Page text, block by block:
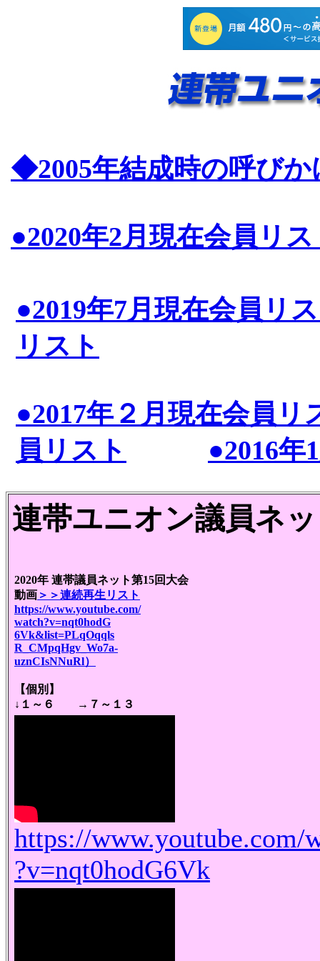
◆2005年結成時の呼びか
●2020年2月現在会員リス
●2019年7月現在会員リ
リスト
●2017年２月現在会員リ
員リスト
●2016年
連帯ユニオン議員ネ
2020年 連帯議員ネット第15回大会
動画 ＞＞連続再生リスト
https://www.youtube.com/
watch?v=nqt0hodG
6Vk&list=PLqOqqls
R_CMpqHgv_Wo7a-
uznCIsNNuRl）
【個別】
↓１～６ →７～１３
https://www.youtube.com/
?v=nqt0hodG6Vk